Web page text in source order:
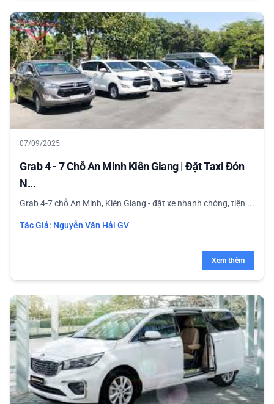
07/09/2025
Grab 4 - 7 Chỗ An Minh Kiên Giang | Đặt Taxi Đón
N...
Grab 4-7 chỗ An Minh, Kiên Giang - đặt xe nhanh chóng, tiện ...
Tác Giả: Nguyễn Văn Hải GV
Xem thêm